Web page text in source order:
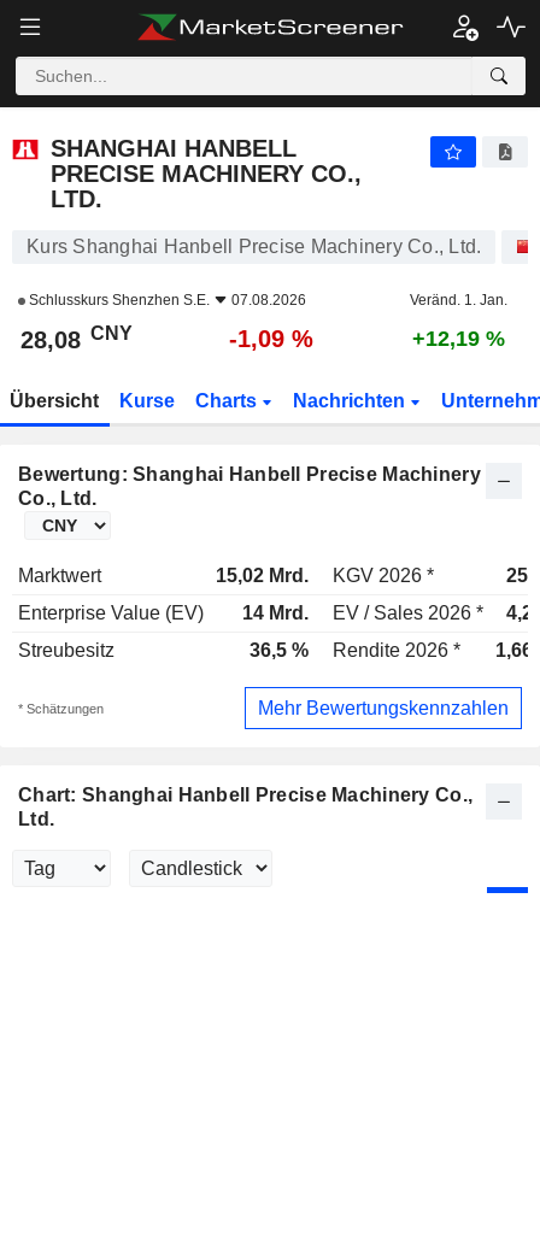
SHANGHAI HANBELL
PRECISE MACHINERY CO.,
LTD.
Kurs Shanghai Hanbell Precise Machinery Co., Ltd.
Schlusskurs Shenzhen S.E. 07.08.2026 Veränd. 1. Jan.
28,08 CNY -1,09 % +12,19 %
Übersicht Kurse Charts Nachrichten
Bewertung: Shanghai Hanbell Precise Machinery
Co., Ltd.
Marktwert 15,02 Mrd. KGV 2026 *
Enterprise Value (EV)
14 Mrd. EV / Sales 2026 *
Streubesitz
36,5 % Rendite 2026 * 1,66
* Schätzungen Mehr Bewertungskennzahlen
Chart: Shanghai Hanbell Precise Machinery Co.,
Ltd.